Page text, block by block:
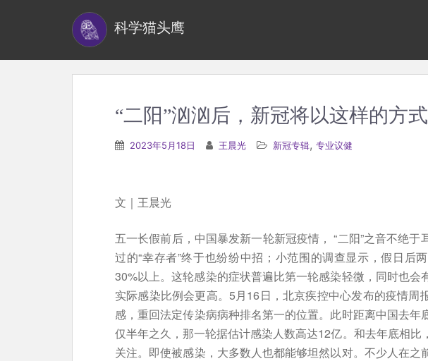
科学猫头鹰
“二阳”汹汹后，新冠将以这样的方
2023年5月18日 王晨光 新冠专辑, 专业议健
文｜王晨光
五一长假前后，中国暴发新一轮新冠疫情， “二阳”之音不绝
过的“幸存者”终于也纷纷中招；小范围的调查显示，假日后
30%以上。这轮感染的症状普遍比第一轮感染轻微，同时也会
实际感染比例会更高。5月16日，北京疾控中心发布的疫情周
感，重回法定传染病病种排名第一的位置。此时距离中国去年
仅半年之久，那一轮据估计感染人数高达12亿。和去年底相比
关注。即使被感染，大多数人也都能够坦然以对。不少人在之